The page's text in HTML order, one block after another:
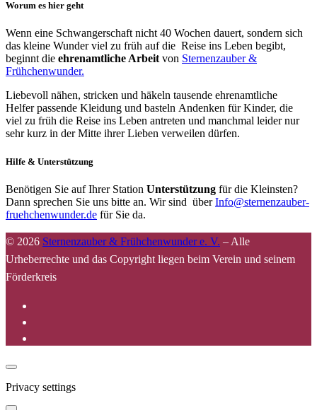
Worum es hier geht
Wenn eine Schwangerschaft nicht 40 Wochen dauert, sondern sich
das kleine Wunder viel zu früh auf die Reise ins Leben begibt,
beginnt die ehrenamtliche Arbeit von Sternenzauber &
Frühchenwunder.
Liebevoll nähen, stricken und häkeln tausende ehrenamtliche
Helfer passende Kleidung und basteln Andenken für Kinder, die
viel zu früh die Reise ins Leben antreten und manchmal leider nur
sehr kurz in der Mitte ihrer Lieben verweilen dürfen.
Hilfe & Unterstützung
Benötigen Sie auf Ihrer Station Unterstützung für die Kleinsten?
Dann sprechen Sie uns bitte an. Wir sind überInfo@sternenzauber-
fruehchenwunder.de für Sie da.
© 2026 Sternenzauber & Frühchenwunder e. V. – Alle
Urheberrechte und das Copyright liegen beim Verein und seinem
Förderkreis
Privacy settings